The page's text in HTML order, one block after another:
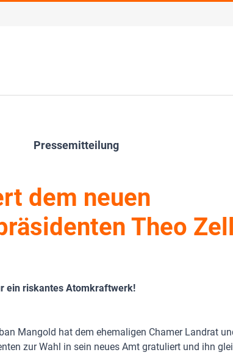
Pressemitteilung
dem neuen
Theo
ein riskantes Atomkraftwerk!
Mangold hat dem ehemaligen Chamer Landrat
zur Wahl in sein neues Amt gratuliert und ihn